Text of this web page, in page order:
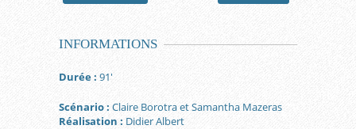
INFORMATIONS
Durée : 91′
Scénario : Claire Borotra et Samantha Mazeras
Réalisation : Didier Albert